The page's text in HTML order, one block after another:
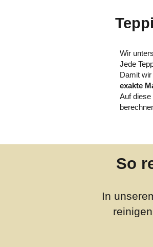
Wir
Jede
Damit
exakte
Auf
So
In